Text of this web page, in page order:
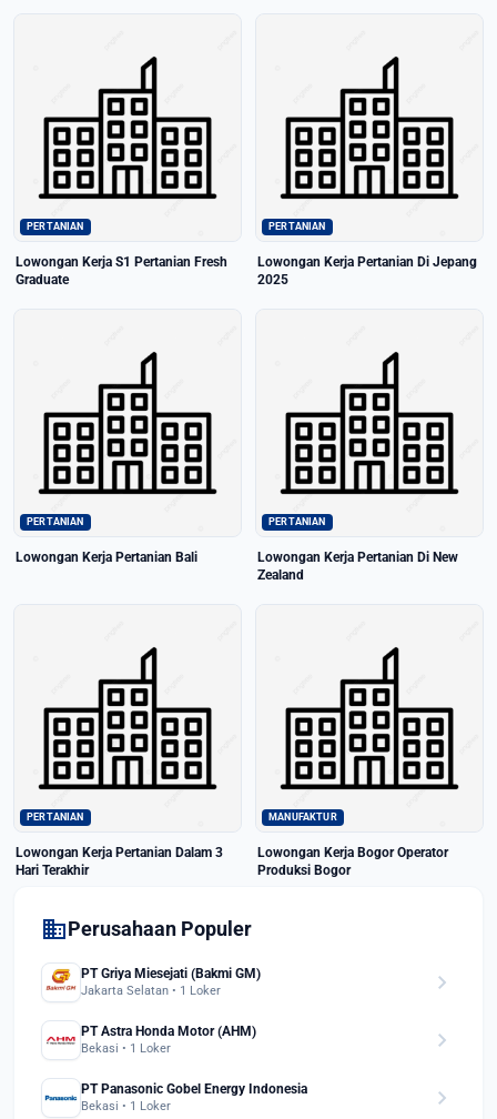
PERTANIAN
Lowongan Kerja S1 Pertanian Fresh
Graduate
PERTANIAN
Lowongan Kerja Pertanian Di Jepang
2025
PERTANIAN
Lowongan Kerja Pertanian Bali
PERTANIAN
Lowongan Kerja Pertanian Di New
Zealand
PERTANIAN
Lowongan Kerja Pertanian Dalam 3
Hari Terakhir
MANUFAKTUR
Lowongan Kerja Bogor Operator
Produksi Bogor
domainPerusahaan Populer
PT Griya Miesejati (Bakmi GM)
Jakarta Selatan • 1 Loker chevron_right
PT Astra Honda Motor (AHM)
Bekasi • 1 Loker chevron_right
PT Panasonic Gobel Energy Indonesia
Bekasi • 1 Loker chevron_right